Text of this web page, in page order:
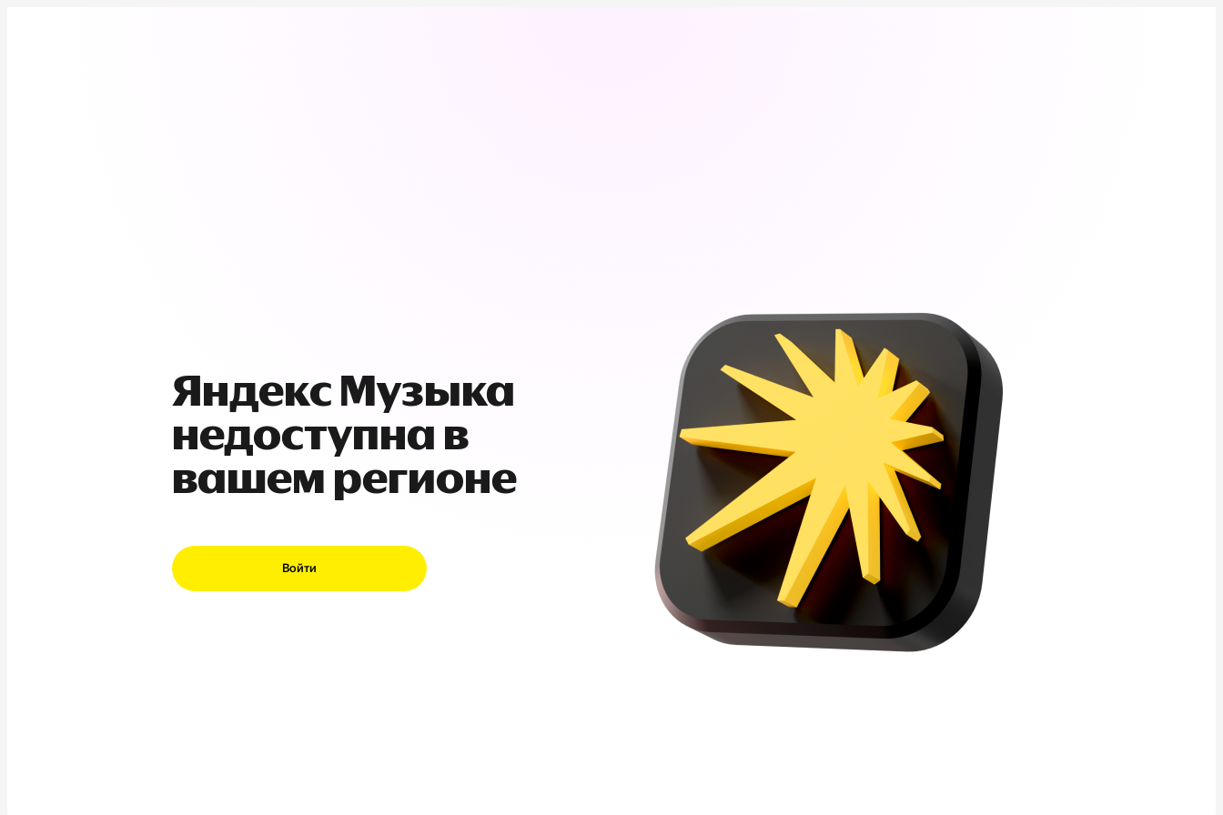
Яндекс Музыка
недоступна в
вашем регионе
Войти